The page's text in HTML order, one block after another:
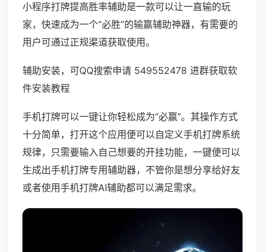
小程序打牌提高胜率辅助是一款可以让一直输的玩
家，快速成为一个“必胜”的输赢辅助神器，有需要的
用户可通过正规渠道获取使用。
辅助安装，可QQ搜索申请 549552478 进群获取软
件安装教程
手机打牌可以一键让你轻松成为“必赢”。其操作方式
十分简单，打开这个应用便可以自定义手机打牌系统
规律，只需要输入自己想要的开挂功能，一键便可以
生成出手机打牌专用辅助器，不管你是想分享给好友
或者使用手机打牌AI辅助都可以满足需求。